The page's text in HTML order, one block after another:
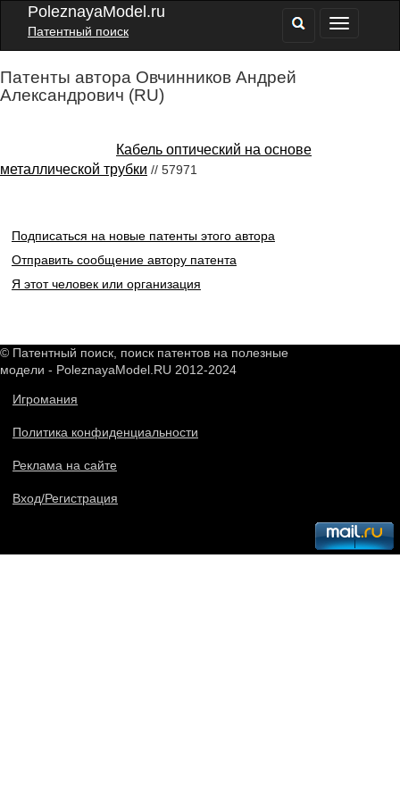
PoleznayaModel.ru
Патентный поиск
Патенты автора Овчинников Андрей
Александрович (RU)
Кабель оптический на основе
металлической трубки // 57971
Подписаться на новые патенты этого автора
Отправить сообщение автору патента
Я этот человек или организация
© Патентный поиск, поиск патентов на полезные
модели - PoleznayaModel.RU 2012-2024
Игромания
Политика конфиденциальности
Реклама на сайте
Вход/Регистрация